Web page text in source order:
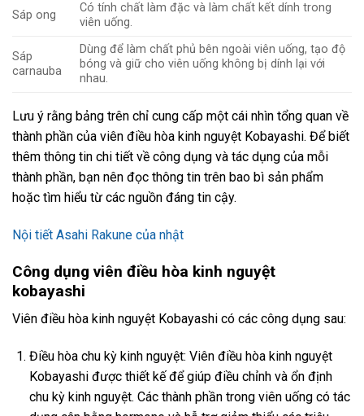
Sáp ong
Có tính chất làm đặc và làm chất kết dính trong
viên uống.
Sáp
carnauba
Dùng để làm chất phủ bên ngoài viên uống, tạo độ
bóng và giữ cho viên uống không bị dính lại với
nhau.
Lưu ý rằng bảng trên chỉ cung cấp một cái nhìn tổng quan về
thành phần của viên điều hòa kinh nguyệt Kobayashi. Để biết
thêm thông tin chi tiết về công dụng và tác dụng của mỗi
thành phần, bạn nên đọc thông tin trên bao bì sản phẩm
hoặc tìm hiểu từ các nguồn đáng tin cậy.
Nội tiết Asahi Rakune của nhật
Công dụng viên điều hòa kinh nguyệt
kobayashi
Viên điều hòa kinh nguyệt Kobayashi có các công dụng sau:
Điều hòa chu kỳ kinh nguyệt: Viên điều hòa kinh nguyệt
Kobayashi được thiết kế để giúp điều chỉnh và ổn định
chu kỳ kinh nguyệt. Các thành phần trong viên uống có tác